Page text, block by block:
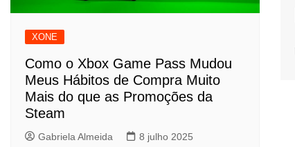
XONE
Como o Xbox Game Pass Mudou
Meus Hábitos de Compra Muito
Mais do que as Promoções da
Steam
Gabriela Almeida 8 julho 2025